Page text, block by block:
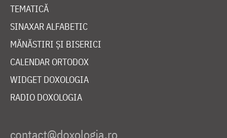
TEMATICĂ
SINAXAR ALFABETIC
MĂNĂSTIRI ȘI BISERICI
CALENDAR ORTODOX
WIDGET DOXOLOGIA
RADIO DOXOLOGIA